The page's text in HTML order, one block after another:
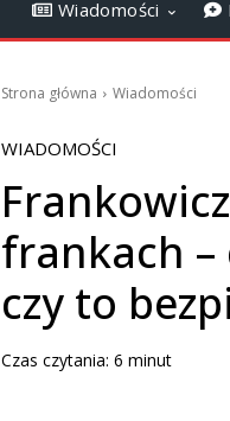
Wiadomości
Strona główna Wiadomości
WIADOMOŚCI
frankach –
czy to
Czas czytania: 6 minut